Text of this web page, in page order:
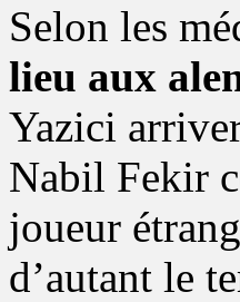
Selon les
lieu aux
Yazici
Nabil Fekir
joueur
d’autant le